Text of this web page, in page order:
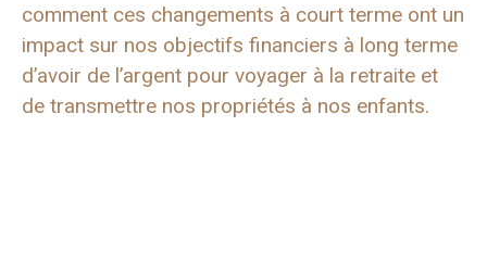
comment ces changements à court terme ont un
impact sur nos objectifs financiers à long terme
d’avoir de l’argent pour voyager à la retraite et
de transmettre nos propriétés à nos enfants.